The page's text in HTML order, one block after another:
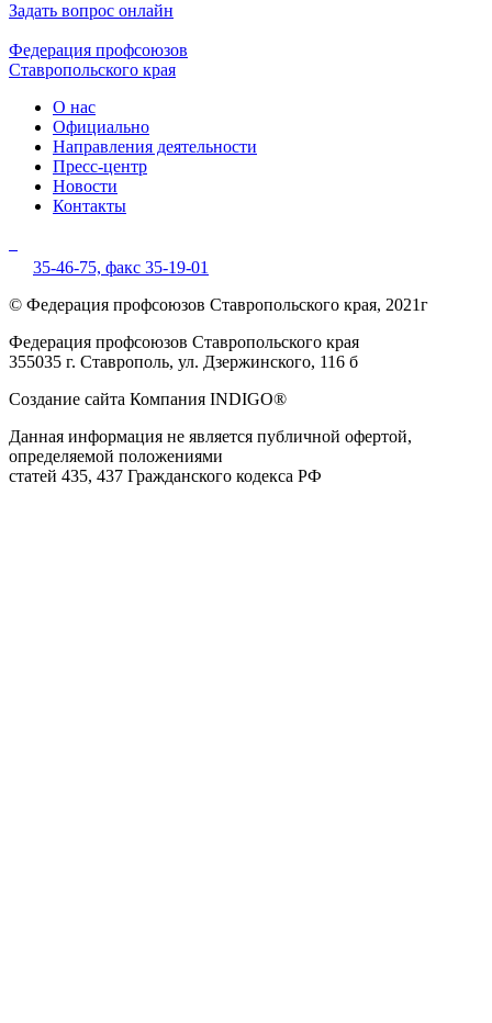
Задать вопрос онлайн
Федерация профсоюзов
Ставропольского края
О нас
Официально
Направления деятельности
Пресс-центр
Новости
Контакты
35-46-75, факс 35-19-01
© Федерация профсоюзов Ставропольского края, 2021г
Федерация профсоюзов Ставропольского края
355035 г. Ставрополь, ул. Дзержинского, 116 б
Создание сайта Компания INDIGO®
Данная информация не является публичной офертой,
определяемой положениями
статей 435, 437 Гражданского кодекса РФ